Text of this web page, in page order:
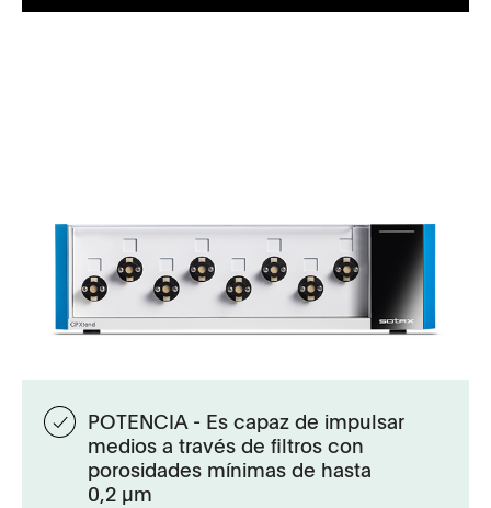
POTENCIA - Es capaz de impulsar
medios a través de filtros con
porosidades mínimas de hasta
0,2 µm